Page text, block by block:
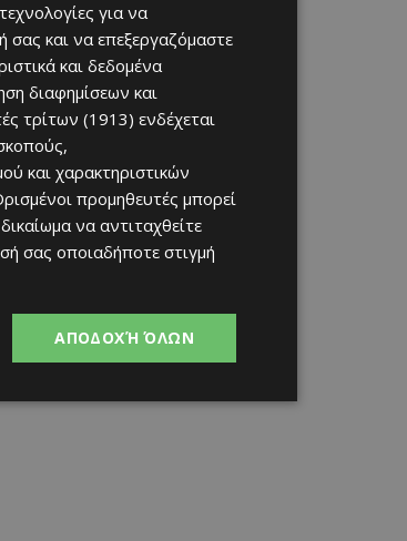
της
για να
και να επεξεργαζόμαστε
και δεδομένα
διαφημίσεων και
τρίτων (1913) ενδέχεται
και χαρακτηριστικών
προμηθευτές μπορεί
να αντιταχθείτε
σας οποιαδήποτε στιγμή
ΑΠΟΔΟΧΉ ΌΛΩΝ